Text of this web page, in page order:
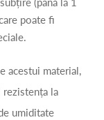
poate fi
acestui material,
rezistența la
umiditate